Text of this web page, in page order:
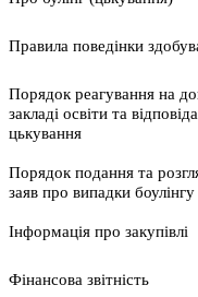
Правила поведінки
Порядок реагування на
закладі освіти та
цькування
Порядок подання та
заяв про випадки
Інформація про закупівлі
Фінансова звітність